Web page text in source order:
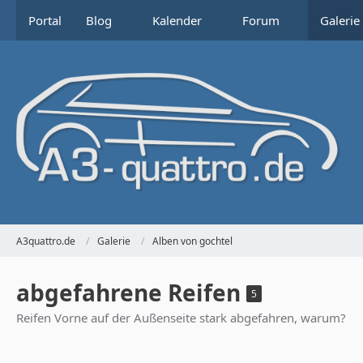
Portal Blog Kalender Forum Galerie
A3quattro.de Galerie Alben von gochtel
abgefahrene Reifen 5
Reifen Vorne auf der Außenseite stark abgefahren, warum?